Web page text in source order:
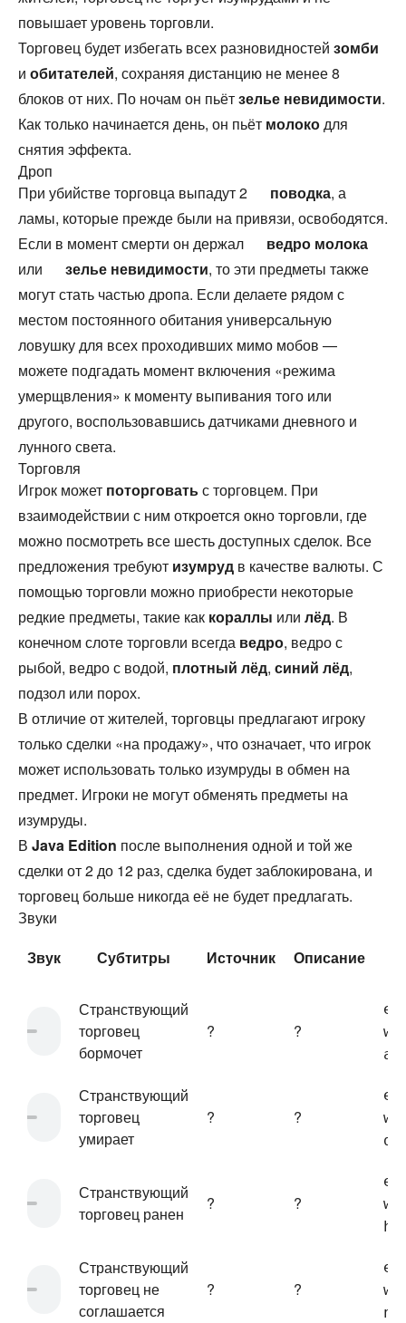
повышает уровень торговли.
Торговец будет избегать всех разновидностей зомби
и обитателей, сохраняя дистанцию не менее 8
блоков от них. По ночам он пьётзелье невидимости.
Как только начинается день, он пьёт молокодля
снятия эффекта.
Дроп
При убийстве торговца выпадут 2
поводка, а
ламы, которые прежде были на привязи, освободятся.
Если в момент смерти он держал
ведро молока
или
зелье невидимости, то эти предметы также
могут стать частью дропа. Если делаете рядом с
местом постоянного обитания универсальную
ловушку для всех проходивших мимо мобов —
можете подгадать момент включения «режима
умерщвления» к моменту выпивания того или
другого, воспользовавшись датчиками дневного и
лунного света.
Торговля
Игрок может поторговатьс торговцем. При
взаимодействии с ним откроется окно торговли, где
можно посмотреть все шесть доступных сделок. Все
предложения требуют изумруд в качестве валюты. С
помощью торговли можно приобрести некоторые
редкие предметы, такие как кораллы или лёд. В
конечном слоте торговли всегда ведро, ведро с
рыбой, ведро с водой, плотный лёд, синий лёд,
подзол или порох.
В отличие от жителей, торговцы предлагают игроку
только сделки «на продажу», что означает, что игрок
может использовать только изумруды в обмен на
предмет. Игроки не могут обменять предметы на
изумруды.
В Java Edition после выполнения одной и той же
сделки от 2 до 12 раз, сделка будет заблокирована, и
торговец больше никогда её не будет предлагать.
Звуки
Звук
Субтитры Источник Описание
Странствующий
торговец
бормочет
? ?
Странствующий
торговец
умирает
? ?
Странствующий
торговец ранен
? ?
Странствующий
торговец не
соглашается
? ?
no